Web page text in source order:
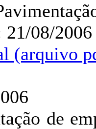
21/08/2006
(arquivo
de